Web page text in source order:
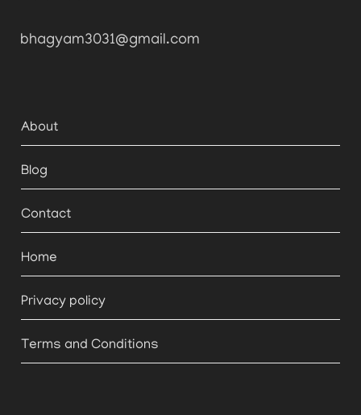
bhagyam3031@gmail.com
About
Blog
Contact
Home
Privacy policy
Terms and Conditions